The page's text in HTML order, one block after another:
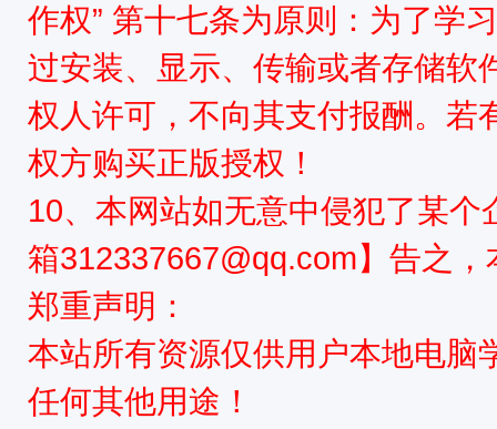
作权” 第十七条为原则：为了学
过安装、显示、传输或者存储软
权人许可，不向其支付报酬。若
权方购买正版授权！
10、本网站如无意中侵犯了某
箱312337667@qq.com】告之
郑重声明：
本站所有资源仅供用户本地电脑
任何其他用途！